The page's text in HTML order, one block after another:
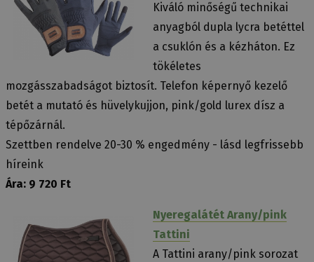
Kiváló minőségű technikai
anyagból dupla lycra betéttel
a csuklón és a kézháton. Ez
tökéletes
mozgásszabadságot biztosít. Telefon képernyő kezelő
betét a mutató és hüvelykujjon, pink/gold lurex dísz a
tépőzárnál.
Szettben rendelve 20-30 % engedmény - lásd legfrissebb
híreink
Ára: 9 720 Ft
Nyeregalátét Arany/pink
Tattini
A Tattini arany/pink sorozat